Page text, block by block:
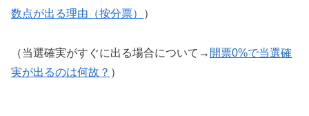
数点が出る理由（按分票）
）
（当選確実がすぐに出る場合について→ 開票0%で当選確
実が出るのは何故？ ）